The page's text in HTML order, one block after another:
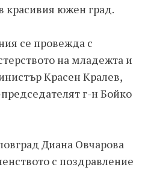
красивия южен град.
се провежда с
на младежта и
Красен Кралев,
г-н Бойко
Диана Овчарова
с поздравление